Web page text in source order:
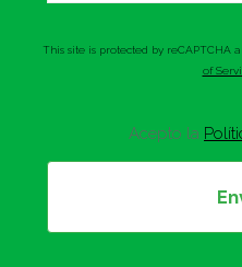
This site is protected by reCAPTCHA
of
Acepto la